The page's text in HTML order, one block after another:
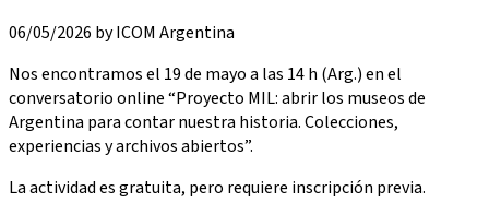
06/05/2026 by ICOM Argentina
Nos encontramos el 19 de mayo a las 14 h (Arg.) en el
conversatorio online “Proyecto MIL: abrir los museos de
Argentina para contar nuestra historia. Colecciones,
experiencias y archivos abiertos”.
La actividad es gratuita, pero requiere inscripción previa.